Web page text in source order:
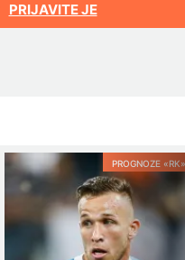
PRIJAVITE JE
PROGNOZE